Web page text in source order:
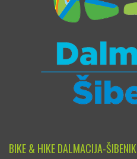
BIKE & HIKE DALMACIJA-ŠIBENIK